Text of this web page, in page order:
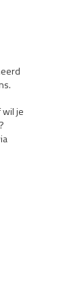
wil je